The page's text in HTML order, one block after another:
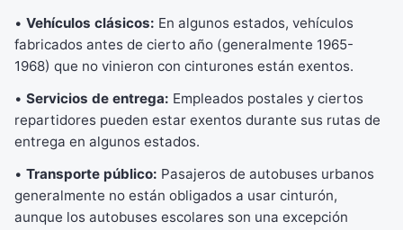
• Vehículos clásicos: En algunos estados, vehículos
fabricados antes de cierto año (generalmente 1965-
1968) que no vinieron con cinturones están exentos.
• Servicios de entrega: Empleados postales y ciertos
repartidores pueden estar exentos durante sus rutas de
entrega en algunos estados.
• Transporte público: Pasajeros de autobuses urbanos
generalmente no están obligados a usar cinturón,
aunque los autobuses escolares son una excepción